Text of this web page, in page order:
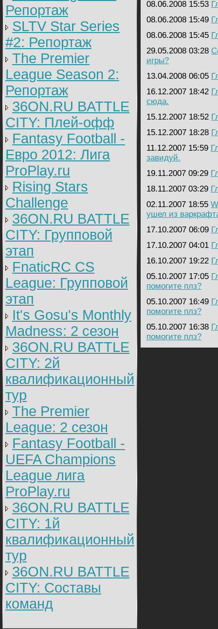
Репортаж
SLTV Star Series
#2: Репортаж
The Premier
League Season 2:
Репортаж
36ON.RU BATTLE
CITY: Плей-офф
Fantasy Football -
Евро 2012: Лига
ProPlay.ru
Rising Stars
Challenge
36ON.RU BATTLE
CITY: Групповой
этап
FnaticRC CS
League: Групповой
этап
It's Gosu's Monthly
Madness: 2 сезон
36ON.RU BATTLE
CITY: 2й
квалификационный
тур
The Premier
League: 2 cезон
Fantasy Football -
UEFA Champions
League лига
ProPlay.ru
36ON.RU BATTLE
CITY: 1й
квалификационный
тур
36ON.RU BATTLE
CITY: Составы
команд
08.06.2008 15:53
08.06.2008 15:49
08.06.2008 15:45
29.05.2008 03:28
игры?
13.04.2008 06:05
16.12.2007 18:42
сюда.
15.12.2007 18:52
15.12.2007 18:28
11.12.2007 15:59
завидуй.
19.11.2007 09:29
18.11.2007 03:29
02.11.2007 18:55
ушел из
17.10.2007 06:09
17.10.2007 04:01
16.10.2007 19:22
05.10.2007 17:05
помогите плз?
05.10.2007 16:49
помогите плз?
05.10.2007 16:38
помогите плз?